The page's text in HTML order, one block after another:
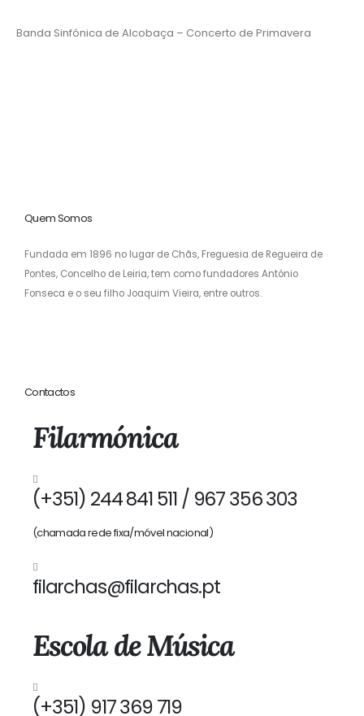
Banda Sinfónica de Alcobaça – Concerto de Primavera
Quem Somos
Fundada em 1896 no lugar de Chãs, Freguesia de Regueira de
Pontes, Concelho de Leiria, tem como fundadores António
Fonseca e o seu filho Joaquim Vieira, entre outros.
Contactos
Filarmónica
(+351) 244 841 511 / 967 356 303
(chamada rede fixa/móvel nacional)
filarchas@filarchas.pt
Escola de Música
(+351) 917 369 719